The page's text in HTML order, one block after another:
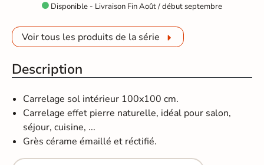
 Disponible - Livraison Fin Août / début septembre
Voir tous les produits de la série
Description
Carrelage sol intérieur 100x100 cm.
Carrelage effet pierre naturelle, idéal pour salon,
séjour, cuisine, ...
Grès cérame émaillé et réctifié.